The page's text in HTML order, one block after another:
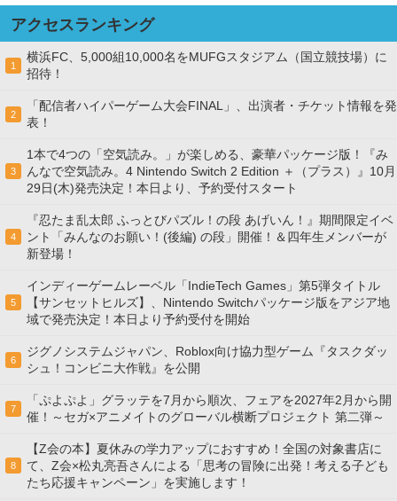
アクセスランキング
1
横浜FC、5,000組10,000名をMUFGスタジアム（国立競技場）に
招待！
2
「配信者ハイパーゲーム大会FINAL」、出演者・チケット情報を発
表！
3
1本で4つの「空気読み。」が楽しめる、豪華パッケージ版！『み
んなで空気読み。4 Nintendo Switch 2 Edition ＋（プラス）』10月
29日(木)発売決定！本日より、予約受付スタート
4
『忍たま乱太郎 ふっとびパズル！の段 あげいん！』期間限定イベ
ント「みんなのお願い！(後編) の段」開催！＆四年生メンバーが
新登場！
5
インディーゲームレーベル「IndieTech Games」第5弾タイトル
【サンセットヒルズ】、Nintendo Switchパッケージ版をアジア地
域で発売決定！本日より予約受付を開始
6
ジグノシステムジャパン、Roblox向け協力型ゲーム『タスクダッ
シュ！コンビニ大作戦』を公開
7
「ぷよぷよ」グラッテを7月から順次、フェアを2027年2月から開
催！～セガ×アニメイトのグローバル横断プロジェクト 第二弾～
8
【Z会の本】夏休みの学力アップにおすすめ！全国の対象書店に
て、Z会×松丸亮吾さんによる「思考の冒険に出発！考える子ども
たち応援キャンペーン」を実施します！